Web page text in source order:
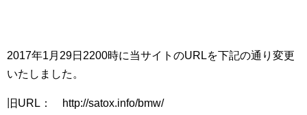
2017年1月29日2200時に当サイトのURLを下記の通り変更
いたしました。
旧URL： http://satox.info/bmw/